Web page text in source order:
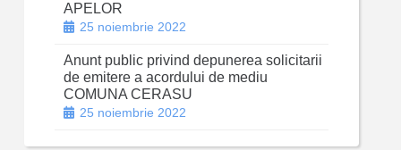
APELOR
25 noiembrie 2022
Anunt public privind depunerea solicitarii
de emitere a acordului de mediu
COMUNA CERASU
25 noiembrie 2022